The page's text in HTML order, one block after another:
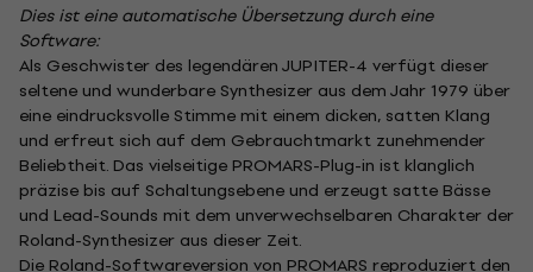
Dies ist eine automatische Übersetzung durch eine
Software:
Als Geschwister des legendären JUPITER-4 verfügt dieser
seltene und wunderbare Synthesizer aus dem Jahr 1979 über
eine eindrucksvolle Stimme mit einem dicken, satten Klang
und erfreut sich auf dem Gebrauchtmarkt zunehmender
Beliebtheit. Das vielseitige PROMARS-Plug-in ist klanglich
präzise bis auf Schaltungsebene und erzeugt satte Bässe
und Lead-Sounds mit dem unverwechselbaren Charakter der
Roland-Synthesizer aus dieser Zeit.
Die Roland-Softwareversion von PROMARS reproduziert den